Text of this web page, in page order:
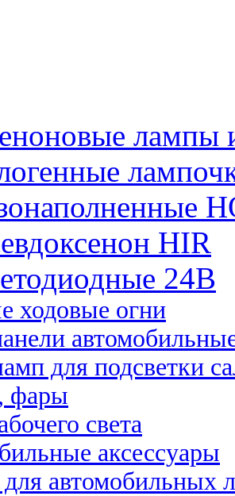
лампы
HIR
24B
ходовые огни
для подсветки
фары
света
аксессуары
автомобильных